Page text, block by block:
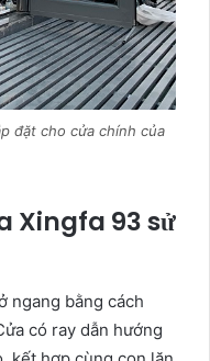
đặt cho cửa chính của
Xingfa 93 sử
ngang bằng cách
có ray dẫn hướng